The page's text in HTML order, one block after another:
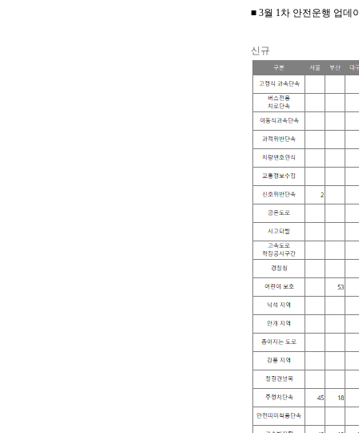
■ 3월 1차 안전운행 업데
신규